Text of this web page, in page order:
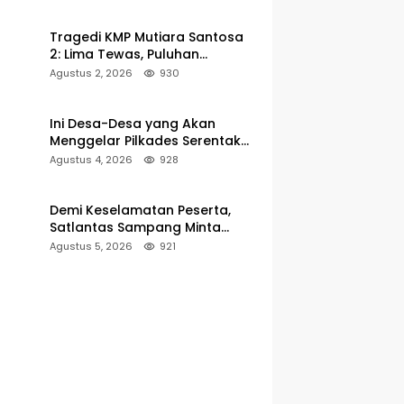
Tragedi KMP Mutiara Santosa
2: Lima Tewas, Puluhan
Penumpang Masih Dalam
Agustus 2, 2026 930
Ini Desa-Desa yang Akan
Menggelar Pilkades Serentak
2027 di Kabupaten Sumenep
Agustus 4, 2026 928
Demi Keselamatan Peserta,
Satlantas Sampang Minta
Latihan Gerak Jalan Pindah ke
Agustus 5, 2026 921